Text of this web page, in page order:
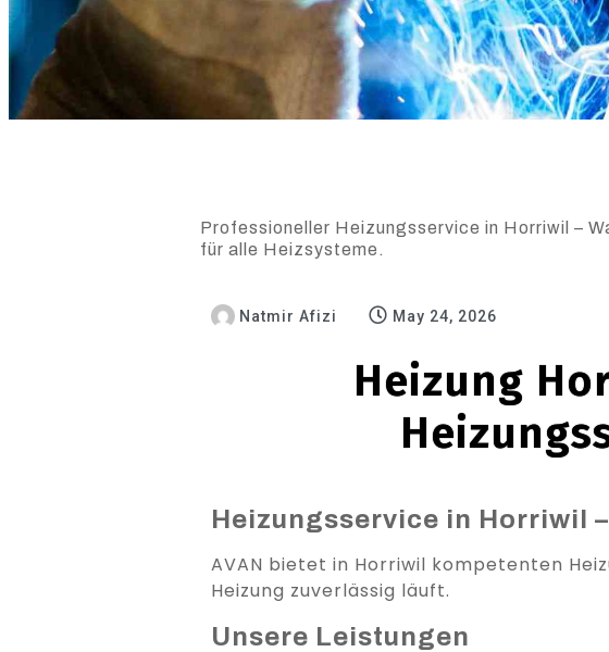
Professioneller Heizungsservice in Horriwil –
für alle Heizsysteme.
Natmir Afizi May 24, 2026
Heizung
Heizungsservice in Horriwil
AVAN bietet in Horriwil kompetenten
Heizung zuverlässig läuft.
Unsere Leistungen